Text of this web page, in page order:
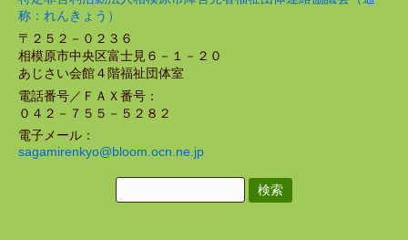
称：れんきょう）
〒２５２－０２３６
相模原市中央区富士見６－１－２０
あじさい会館４階福祉団体室
電話番号／ＦＡＸ番号：
０４２－７５５－５２８２
電子メール：
sagamirenkyo@bloom.ocn.ne.jp
検
索: